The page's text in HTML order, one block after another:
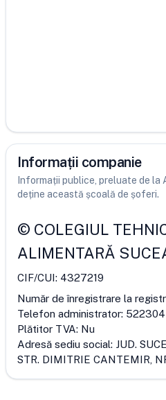
Informații companie
Informații publice, preluate de la
deține această școală de șoferi.
© COLEGIUL
ALIMENTARĂ
CIF/CUI: 4327219
Număr de înregistrare la
Telefon administrator: 522304
Plătitor TVA: Nu
Adresă sediu social: JUD.
STR. DIMITRIE CANTEMIR,